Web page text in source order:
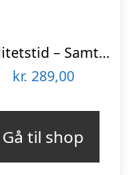
Qvalitetstid – Samtalespil, Venner
kr. 289,00
Gå til shop